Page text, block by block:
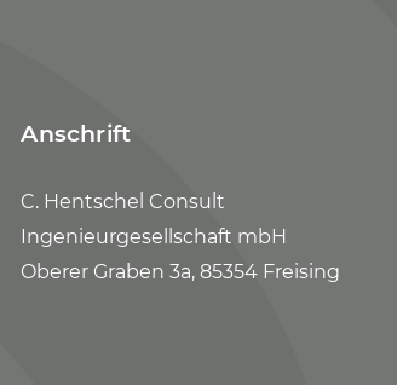
Anschrift
C. Hentschel Consult
Ingenieurgesellschaft mbH
Oberer Graben 3a, 85354 Freising